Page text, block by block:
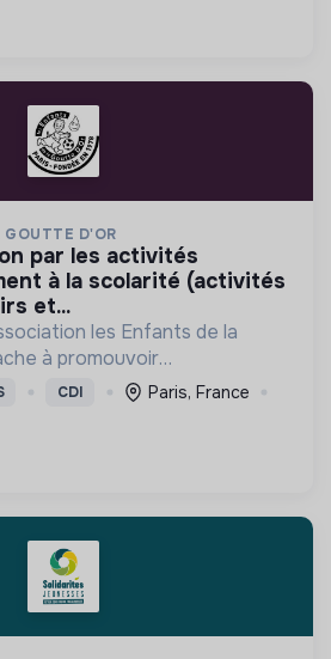
D'OR
à la scolarité (activités
et...
les Enfants de la
à promouvoir
enfants des jeunes, et aussi
prennent leur place de
CDI
Paris, France